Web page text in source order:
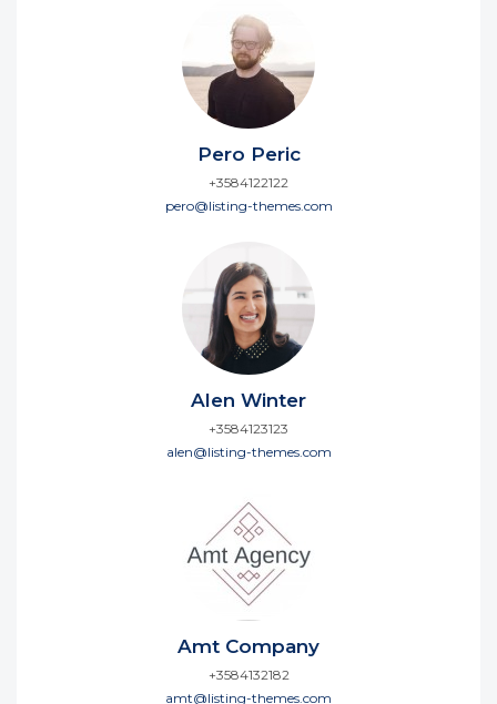
Pero Peric
+3584122122
pero@listing-themes.com
Alen Winter
+3584123123
alen@listing-themes.com
Amt Company
+3584132182
amt@listing-themes.com